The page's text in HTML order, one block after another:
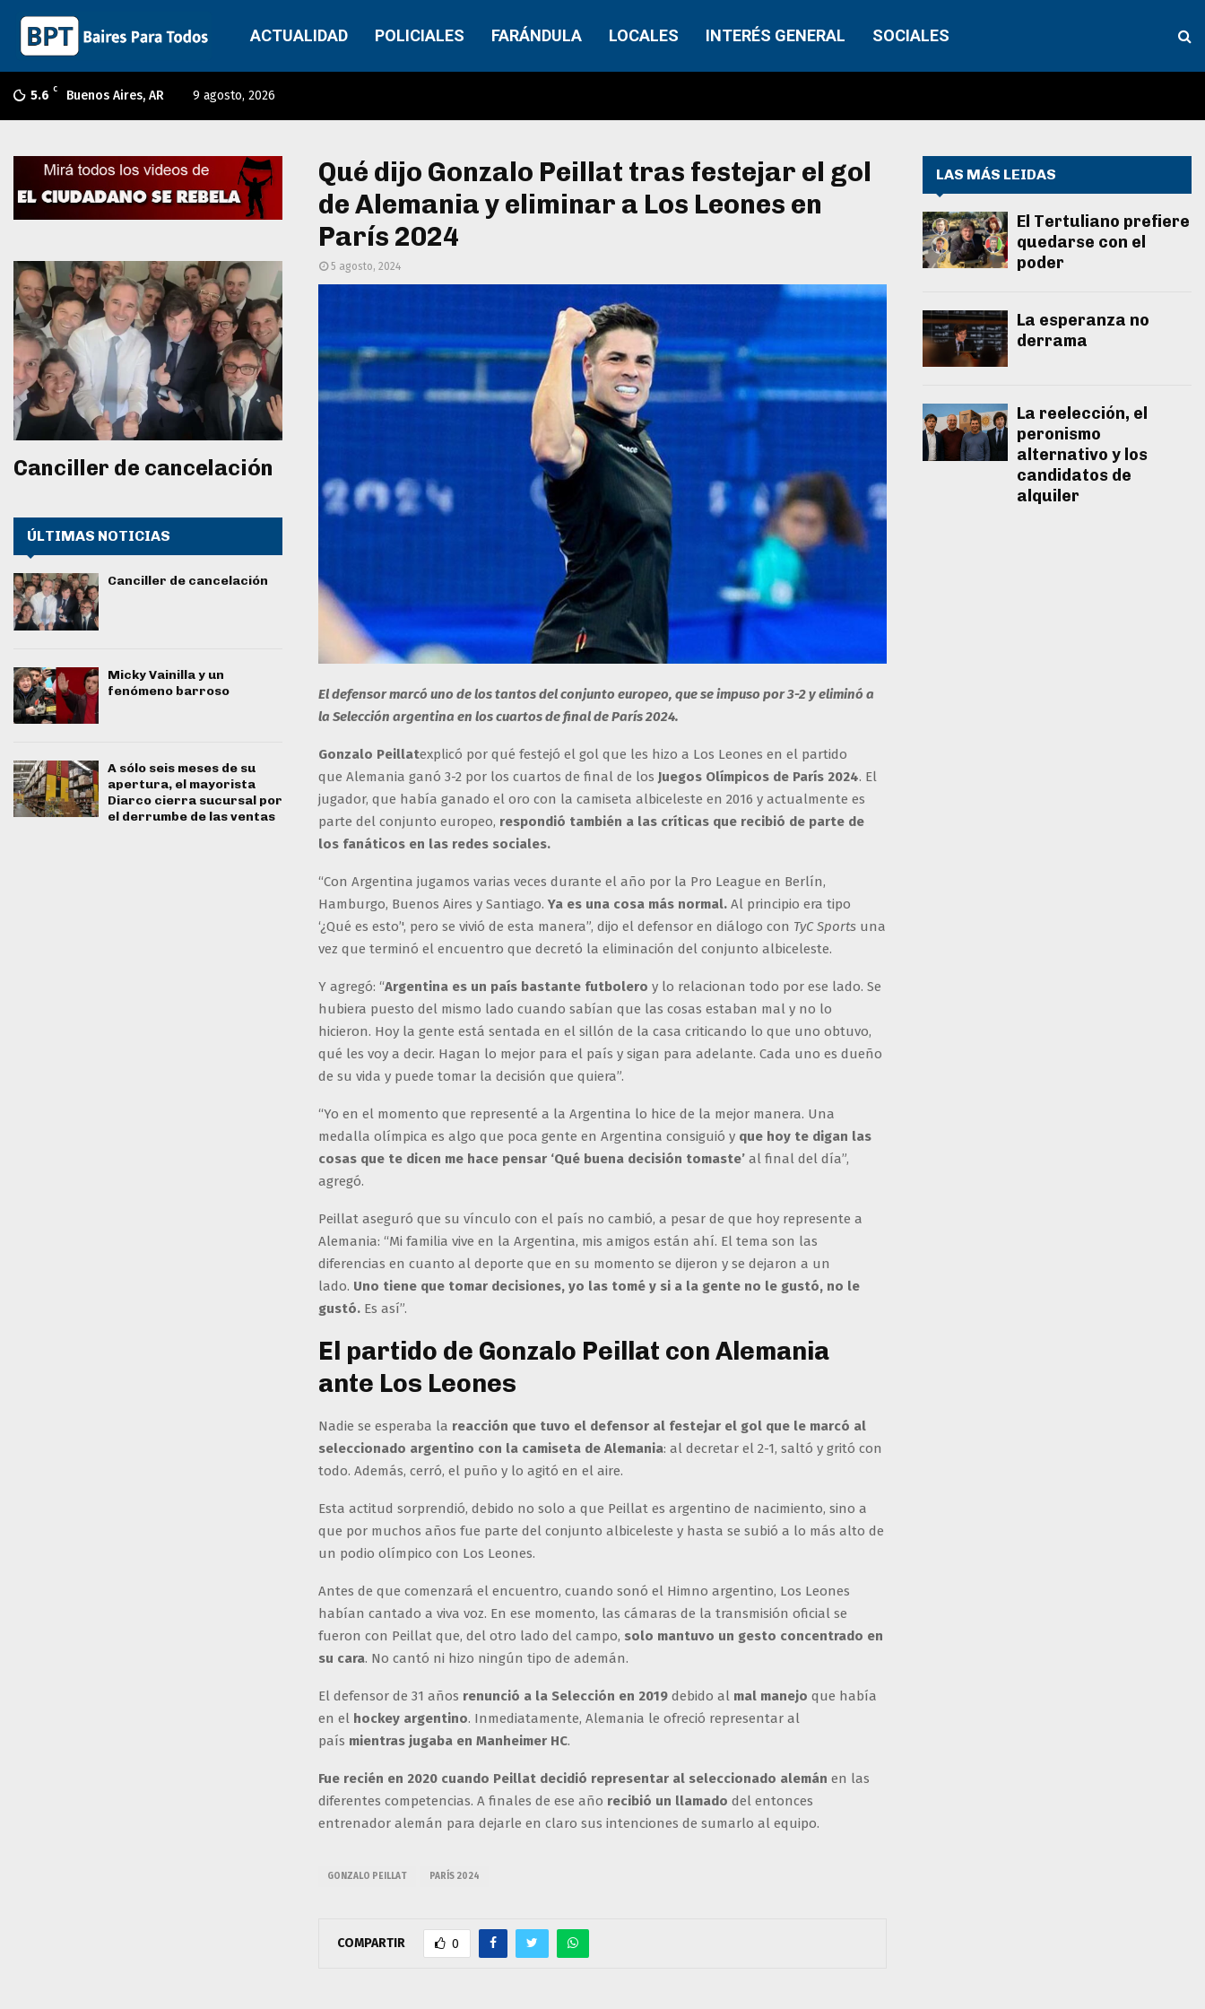
ACTUALIDAD POLICIALES FARÁNDULA LOCALES INTERÉS GENERAL SOCIALES
5.6 C Buenos Aires, AR 9 agosto, 2026
Qué dijo Gonzalo Peillat tras festejar el gol
de Alemania y eliminar a Los Leones en
París 2024
5 agosto, 2024
El defensor marcó uno de los tantos del conjunto europeo, que se impuso por 3-2 y eliminó a
la Selección argentina en los cuartos de final de París 2024.
Gonzalo Peillatexplicó por qué festejó el gol que les hizo a Los Leones en el partido
que Alemania ganó 3-2 por los cuartos de final de los Juegos Olímpicos de París 2024. El
jugador, que había ganado el oro con la camiseta albiceleste en 2016 y actualmente es
parte del conjunto europeo, respondió también a las críticas que recibió de parte de
los fanáticos en las redes sociales.
“Con Argentina jugamos varias veces durante el año por la Pro League en Berlín,
Hamburgo, Buenos Aires y Santiago. Ya es una cosa más normal. Al principio era tipo
‘¿Qué es esto’', pero se vivió de esta manera”, dijo el defensor en diálogo con TyC Sports una
vez que terminó el encuentro que decretó la eliminación del conjunto albiceleste.
Y agregó: “Argentina es un país bastante futbolero y lo relacionan todo por ese lado. Se
hubiera puesto del mismo lado cuando sabían que las cosas estaban mal y no lo
hicieron. Hoy la gente está sentada en el sillón de la casa criticando lo que uno obtuvo,
qué les voy a decir. Hagan lo mejor para el país y sigan para adelante. Cada uno es dueño
de su vida y puede tomar la decisión que quiera”.
“Yo en el momento que representé a la Argentina lo hice de la mejor manera. Una
medalla olímpica es algo que poca gente en Argentina consiguió y que hoy te digan las
cosas que te dicen me hace pensar ‘Qué buena decisión tomaste’ al final del día”,
agregó.
Peillat aseguró que su vínculo con el país no cambió, a pesar de que hoy represente a
Alemania: “Mi familia vive en la Argentina, mis amigos están ahí. El tema son las
diferencias en cuanto al deporte que en su momento se dijeron y se dejaron a un
lado. Uno tiene que tomar decisiones, yo las tomé y si a la gente no le gustó, no le
gustó. Es así”.
El partido de Gonzalo Peillat con Alemania
ante Los Leones
Nadie se esperaba la reacción que tuvo el defensor al festejar el gol que le marcó al
seleccionado argentino con la camiseta de Alemania: al decretar el 2-1, saltó y gritó con
todo. Además, cerró, el puño y lo agitó en el aire.
Esta actitud sorprendió, debido no solo a que Peillat es argentino de nacimiento, sino a
que por muchos años fue parte del conjunto albiceleste y hasta se subió a lo más alto de
un podio olímpico con Los Leones.
Antes de que comenzará el encuentro, cuando sonó el Himno argentino, Los Leones
habían cantado a viva voz. En ese momento, las cámaras de la transmisión oficial se
fueron con Peillat que, del otro lado del campo, solo mantuvo un gesto concentrado en
su cara. No cantó ni hizo ningún tipo de ademán.
El defensor de 31 años renunció a la Selección en 2019 debido al mal manejo que había
en el hockey argentino. Inmediatamente, Alemania le ofreció representar al
país mientras jugaba en Manheimer HC.
Fue recién en 2020 cuando Peillat decidió representar al seleccionado alemán en las
diferentes competencias. A finales de ese año recibió un llamado del entonces
entrenador alemán para dejarle en claro sus intenciones de sumarlo al equipo.
GONZALO PEILLAT PARÍS 2024
COMPARTIR 0
Canciller de cancelación
ÚLTIMAS NOTICIAS
Canciller de cancelación
Micky Vainilla y un
fenómeno barroso
A sólo seis meses de su
apertura, el mayorista
Diarco cierra sucursal por
el derrumbe de las ventas
LAS MÁS LEIDAS
El Tertuliano prefiere
quedarse con el
poder
La esperanza no
derrama
La reelección, el
peronismo
alternativo y los
candidatos de
alquiler